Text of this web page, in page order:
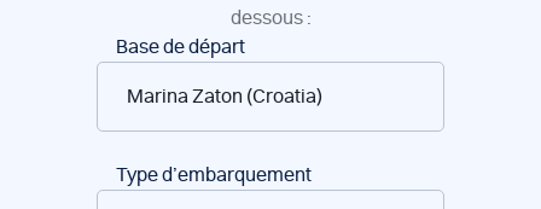
dessous :
Réservation
bateaux
Base de départ
Type d’embarquement